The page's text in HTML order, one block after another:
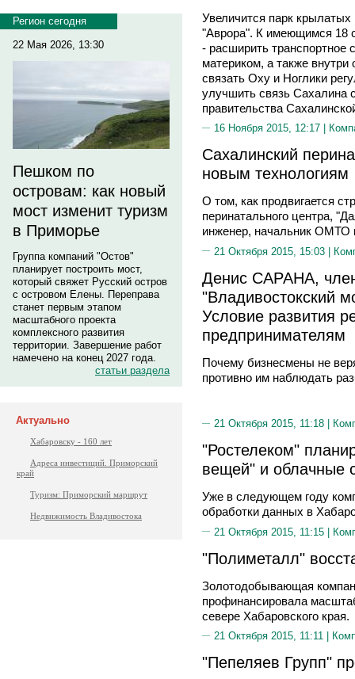
Регион сегодня
22 Мая 2026, 13:30
Пешком по
островам: как новый
мост изменит туризм
в Приморье
Группа компаний "Остов"
планирует построить мост,
который свяжет Русский остров
с островом Елены. Переправа
станет первым этапом
масштабного проекта
комплексного развития
территории. Завершение работ
намечено на конец 2027 года.
статьи раздела
Актуально
Хабаровску - 160 лет
Адреса инвестиций. Приморский
край
Туризм: Приморский маршрут
Недвижимость Владивостока
Увеличится парк
"Аврора". К имеющимся 18
- расширить транспортное
материком, а также
связать Оху и Ноглики
улучшить связь Сахалина
правительства
16 Ноября 2015, 12:17 |
Сахалинский
новым технологиям
О том, как продвигается
перинатального центра,
инженер, начальник ОМТО
21 Октября 2015, 15:03 |
Денис САРАНА,
"Владивостокский
Условие развития
предпринимателям
Почему бизнесмены не
противно им наблюдать
21 Октября 2015, 11:18 |
"Ростелеком"
вещей" и облачные
Уже в следующем году
обработки данных в
21 Октября 2015, 11:15 |
"Полиметалл"
Золотодобывающая
профинансировала
севере Хабаровского края.
21 Октября 2015, 11:11 |
"Пепеляев Групп"